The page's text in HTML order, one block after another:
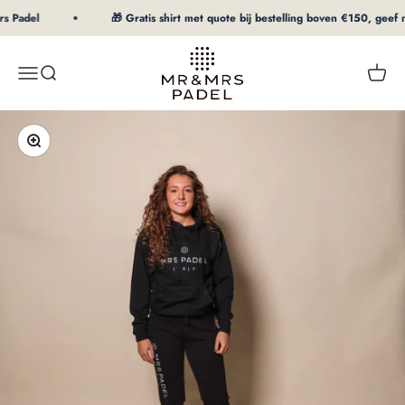
Naar inhoud
Padel 🎁 Gratis shirt met quote bij bestelling boven €150, geef
MenuZoeken
mrpadel.com
In-/uitzoomen